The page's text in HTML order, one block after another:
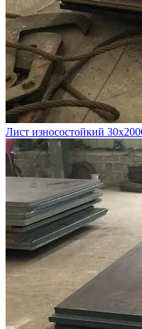
Лист износостойкий